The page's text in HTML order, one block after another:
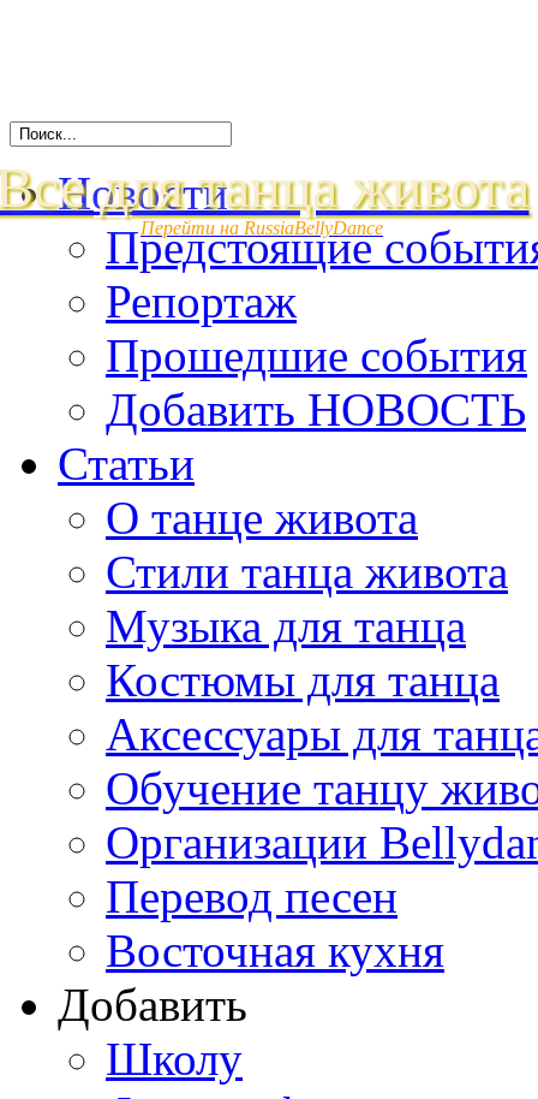
для танца живота
Перейти на RussiaBellyDance
Новости
Предстоящие
Репортаж
Прошедшие события
Добавить НОВОСТЬ
Статьи
О танце живота
Стили танца живота
Музыка для танца
Костюмы для танца
Аксессуары для
Обучение танцу
Организации
Перевод песен
Восточная кухня
Добавить
Школу